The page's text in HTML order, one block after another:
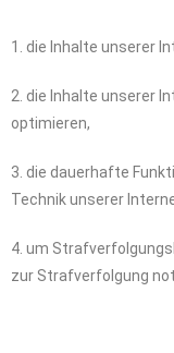
1. die Inhalte unserer
2. die Inhalte unserer
optimieren,
3. die dauerhafte
Technik unserer
4. um
zur Strafverfolgung